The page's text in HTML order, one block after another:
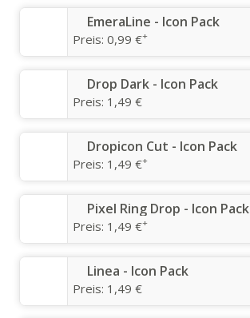
EmeraLine - Icon Pack
Preis: 0,99 €+
Drop Dark - Icon Pack
Preis: 1,49 €
Dropicon Cut - Icon Pack
Preis: 1,49 €+
Pixel Ring Drop - Icon Pack
Preis: 1,49 €+
Linea - Icon Pack
Preis: 1,49 €